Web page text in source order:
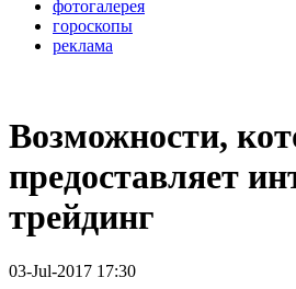
фотогалерея
гороскопы
реклама
Возможности,
предоставляет
трейдинг
03-Jul-2017 17:30